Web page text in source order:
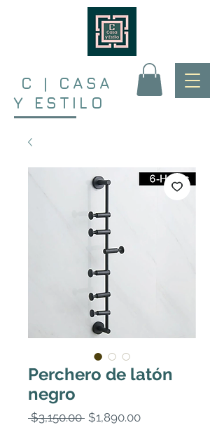
C | CASA
Y ESTILO
Perchero de latón
negro
$3,150.00 Precio
$1,890.00Precio